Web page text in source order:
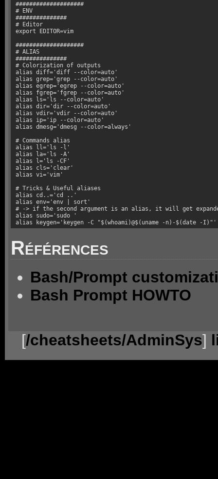
####################
# ENV
###############
# Editor
export EDITOR=vim
####################
# ALIAS
###############
# Colorization of outputs
alias diff='diff --color=auto'
alias grep='grep --color=auto'
alias egrep='egrep --color=auto'
alias fgrep='fgrep --color=auto'
alias ls='ls --color=auto'
alias dir='dir --color=auto'
alias vdir='vdir --color=auto'
alias ip='ip --color=auto'
alias dmesg='dmesg --color=always'
# Commands alias
alias ll='ls -l'
alias la='ls -A'
alias l='ls -CF'
alias cls='clear'
alias vi='vim'
# Tricks & Useful aliases
alias cd..='cd ..'
alias env='env | sort'
# -> if the second argument is an alias, it will get
alias sudo='sudo '
alias keygen='keygen -C "$(whoami)@$(uname -n)-$(date -I)"'
Références
Bash/Prompt
Bash Prompt HOWTO
[/cheatsheets/AdminSys]